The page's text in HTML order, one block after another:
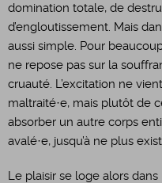
domination totale, de
d’engloutissement. Mais
aussi simple. Pour
ne repose pas sur la
cruauté. L’excitation ne
maltraité·e, mais plutôt de
absorber un autre corps
avalé·e, jusqu’à ne plus
​Le plaisir se loge alors